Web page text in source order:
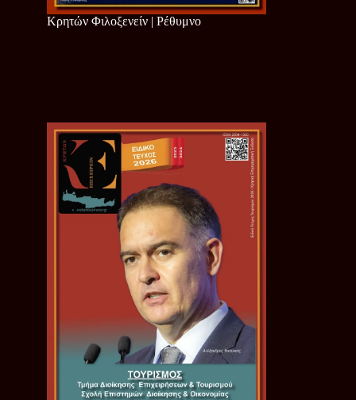
Κρητών Φιλοξενείν | Ρέθυμνο